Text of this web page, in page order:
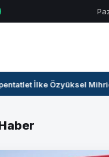
İlke Özyüksel